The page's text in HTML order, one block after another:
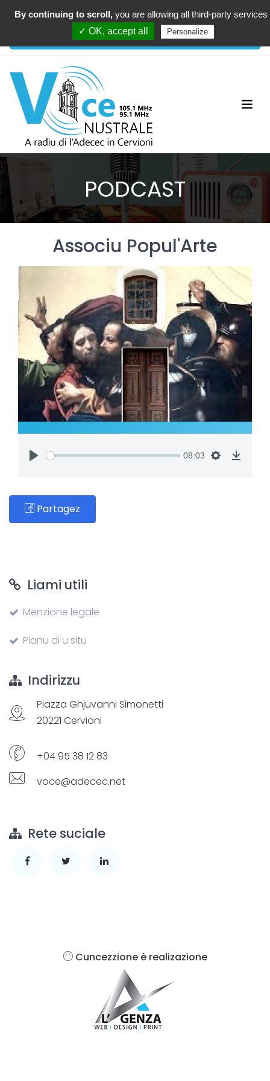
00:00
PODCAST
Associu Popul'Arte
08:03
Partagez
Liami utili
Menzione legale
Pianu di u situ
Indirizzu
Piazza Ghjuvanni Simonetti
20221 Cervioni
+04 95 38 12 83
voce@adecec.net
Rete suciale
Cuncezzione è realizazione
By continuing to scroll, you are allowing all third-party services
✓ OK, accept all
Personalize